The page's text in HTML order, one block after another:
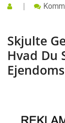
Skjulte
Hvad Du